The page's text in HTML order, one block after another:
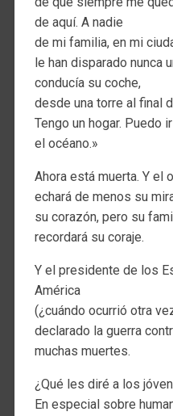
de aquí. A nadie
de mi familia, en mi
le han disparado nunca
conducía su coche,
desde una torre al final
Tengo un hogar. Puedo
el océano.»
Ahora está muerta. Y el
echará de menos su
su corazón, pero su
recordará su coraje.
Y el presidente de los
América
(¿cuándo ocurrió otra
declarado la guerra
muchas muertes.
¿Qué les diré a los
En especial sobre